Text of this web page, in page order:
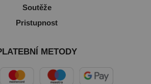
Soutěže
Pristupnost
METODY